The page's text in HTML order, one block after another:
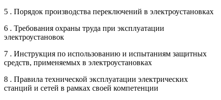
5 . Порядок производства переключений в электроустановках
6 . Требования охраны труда при эксплуатации
электроустановок
7 . Инструкция по использованию и испытаниям защитных
средств, применяемых в электроустановках
8 . Правила технической эксплуатации электрических
станций и сетей в рамках своей компетенции